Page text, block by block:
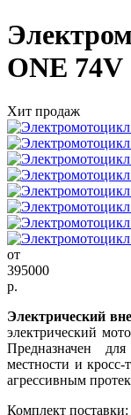
ONE 74V
Хит продаж
от
395000
р.
Электрический
электрический
Предназначен
местности и
агрессивным
Комплект поставки: